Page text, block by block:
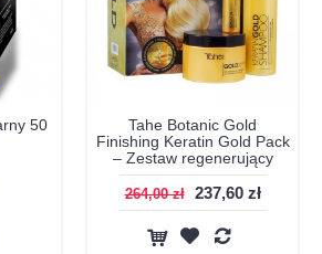
50
Tahe Botanic Gold
Finishing Keratin Gold Pack
– Zestaw regenerujący
264,00 zł 237,60 zł